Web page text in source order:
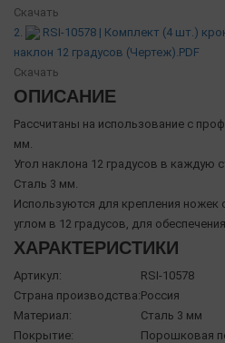
Скачать
2.
RSI-10578 | Комплект (4 шт.)
наклон 12 градусов (Чертеж).PDF
Скачать
ОПИСАНИЕ
Рассчитаны на использование с
мм.
Угол наклона 12 градусов в каждую
Сталь 3 мм.
Используются для крепления ножек
углом в 12 градусов, для
ХАРАКТЕРИСТИКИ
Артикул:
RSI-10578
Страна производства:Россия
Материал:
Сталь 3 мм
Покрытие:
Порошковая